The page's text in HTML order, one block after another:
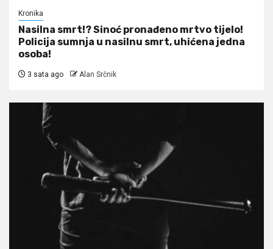
Kronika
Nasilna smrt!? Sinoć pronađeno mrtvo tijelo!
Policija sumnja u nasilnu smrt, uhićena jedna
osoba!
3 sata ago Alan Srčnik